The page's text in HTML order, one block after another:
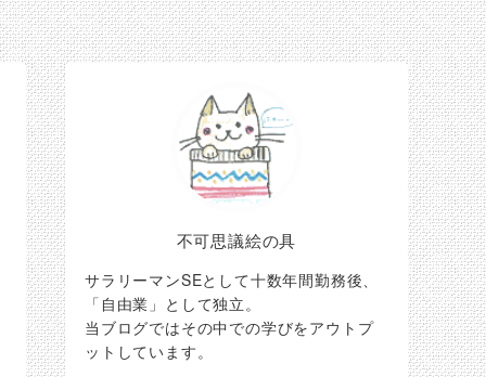
不可思議絵の具
サラリーマンSEとして十数年間勤務後、
「自由業」として独立。
当ブログではその中での学びをアウトプ
ットしています。